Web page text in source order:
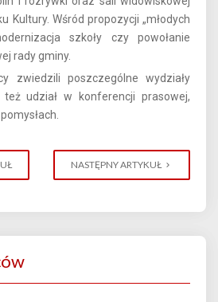
Kultury. Wśród propozycji „młodych
szkoły czy powołanie
rady gminy.
zwiedzili poszczególne wydziały
też udział w konferencji prasowej,
NASTĘPNY ARTYKUŁ